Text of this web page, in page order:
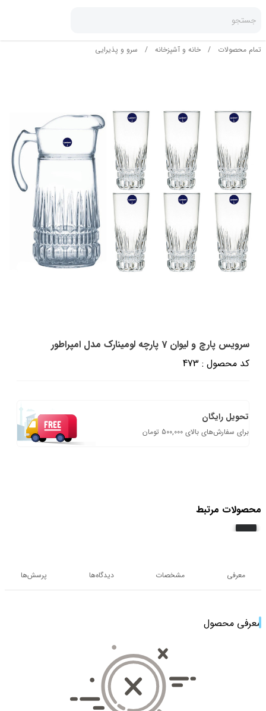
جستجو
تمام محصولات / خانه و آشپزخانه / سرو و پذیرایی
سرویس پارچ و لیوان 7 پارچه لومینارک مدل امپراطور
کد محصول : 473
تحویل رایگان
برای سفارش‌های بالای 500,000 تومان
محصولات مرتبط
معرفی مشخصات دیدگاه‌ها پرسش‌ها
معرفی محصول